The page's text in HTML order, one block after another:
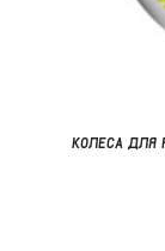
КОЛЕСА ДЛЯ